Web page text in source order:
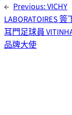
← Previous:VICHY
LABORATOIRES
耳門足球員
品牌大使